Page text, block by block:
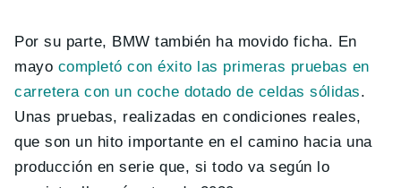
Por su parte, BMW también ha movido ficha. En
mayo completó con éxito las primeras pruebas en
carretera con un coche dotado de celdas sólidas.
Unas pruebas, realizadas en condiciones reales,
que son un hito importante en el camino hacia una
producción en serie que, si todo va según lo